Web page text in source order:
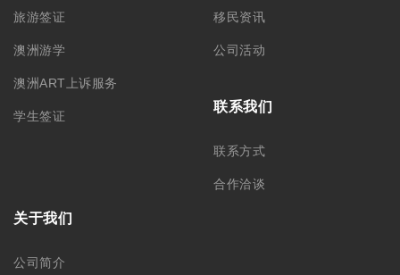
旅游签证
澳洲游学
澳洲ART上诉服务
学生签证
移民资讯
公司活动
联系我们
联系方式
合作洽谈
关于我们
公司简介